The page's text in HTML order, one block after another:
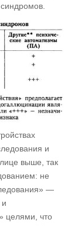
и
выше, так
не
—
и
целями, что